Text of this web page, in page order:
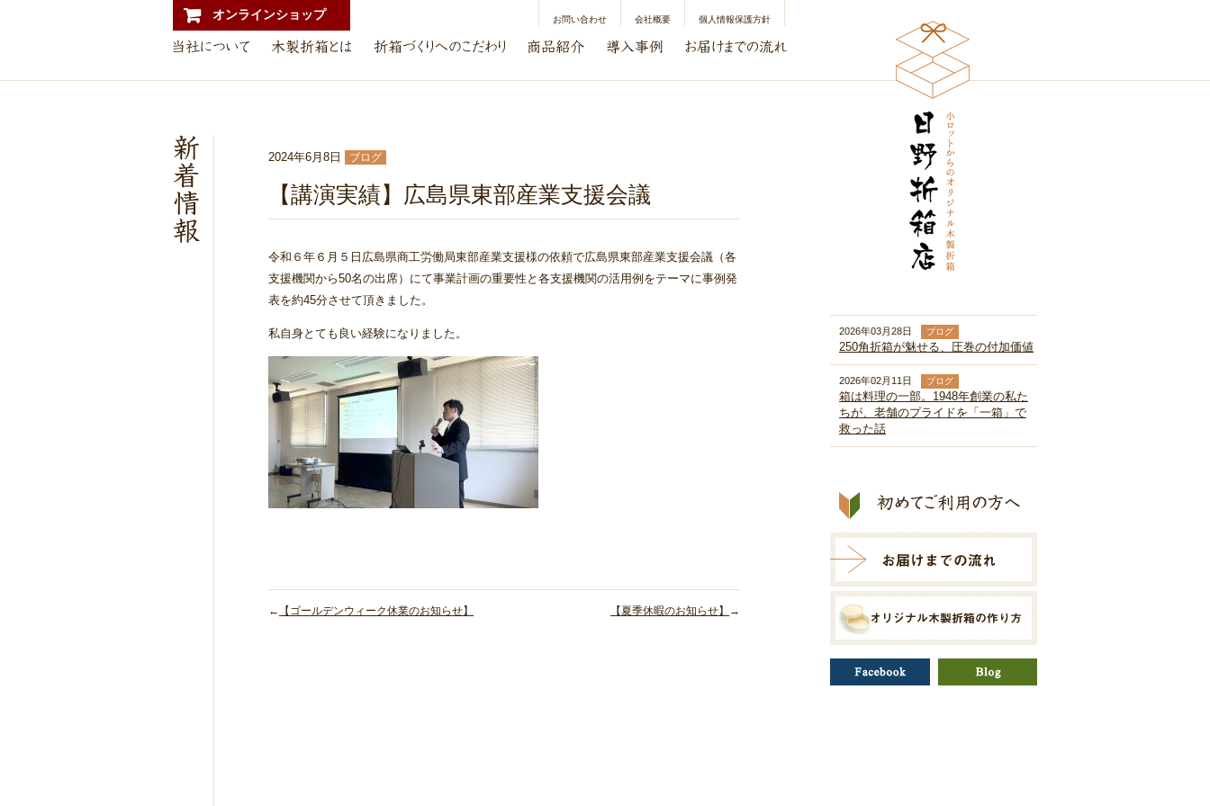
オンラインショップ お問い合わせ 会社概要 個人情報保護方針
2024年6月8日 ブログ
【講演実績】広島県東部産業支援会議
令和６年６月５日広島県商工労働局東部産業支援様の依頼で広島県東部産業支援会議（各
支援機関から50名の出席）にて事業計画の重要性と各支援機関の活用例をテーマに事例発
表を約45分させて頂きました。
私自身とても良い経験になりました。
← 【ゴールデンウィーク休業のお知らせ】 【夏季休暇のお知らせ】 →
2026年03月28日 ブログ
250角折箱が魅せる、圧巻の付加価値
2026年02月11日 ブログ
箱は料理の一部。1948年創業の私た
ちが、老舗のプライドを「一箱」で
救った話